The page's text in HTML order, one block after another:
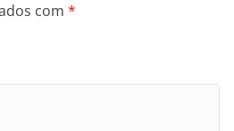
com *